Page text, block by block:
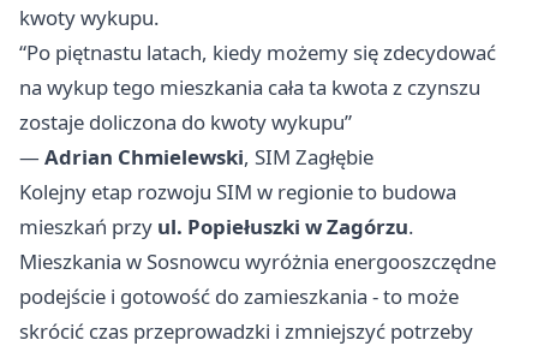
kwoty wykupu.
“Po piętnastu latach, kiedy możemy się zdecydować
na wykup tego mieszkania cała ta kwota z czynszu
zostaje doliczona do kwoty wykupu”
— Adrian Chmielewski, SIM Zagłębie
Kolejny etap rozwoju SIM w regionie to budowa
mieszkań przy ul. Popiełuszki w Zagórzu.
Mieszkania w Sosnowcu wyróżnia energooszczędne
podejście i gotowość do zamieszkania - to może
skrócić czas przeprowadzki i zmniejszyć potrzeby